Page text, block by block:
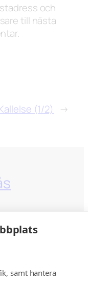
och
till nästa
(1/2) →
YouTube
samt hantera